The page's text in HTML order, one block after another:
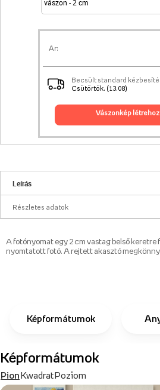
Ár:
Becsült standard
Csütörtök. (13.08)
vászonkép
Leírás
Részletes adatok
A fotónyomat egy 2 cm vastag belső
nyomtatott fotó. A rejtett akasztó
Képformátumok
Képformátumok
PionKwadratPoziom